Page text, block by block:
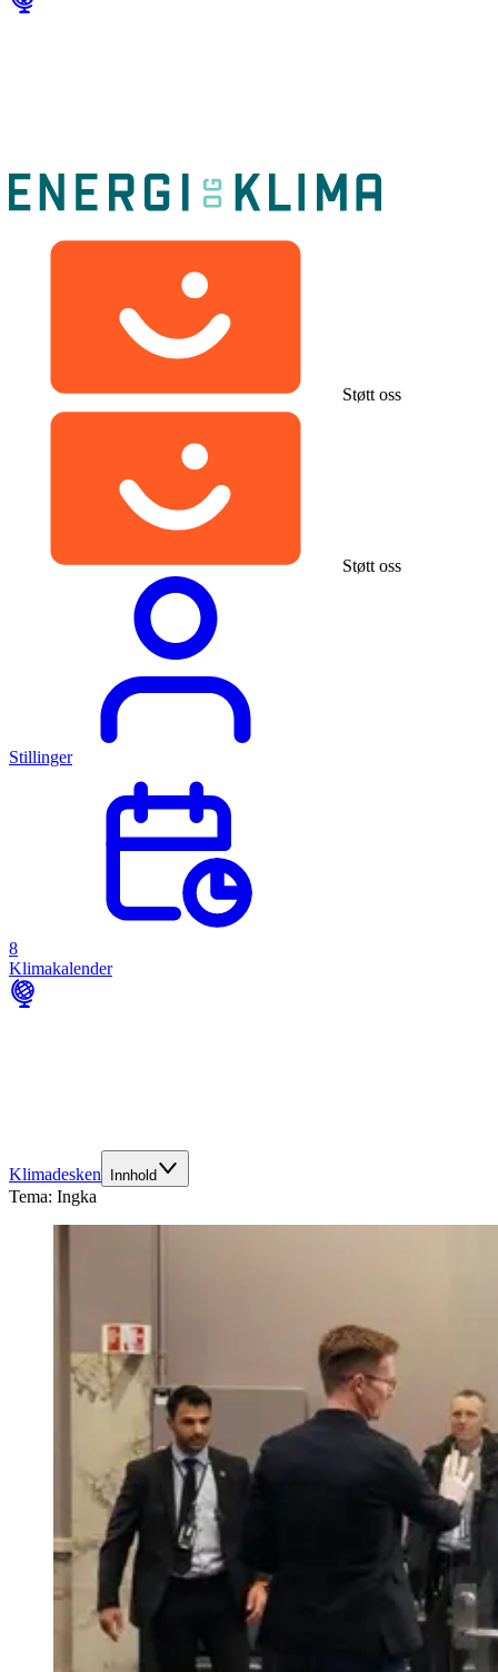
Støtt oss
Støtt oss
Stillinger
8
Klimakalender
Klimadesken Innhold
Tema: Ingka